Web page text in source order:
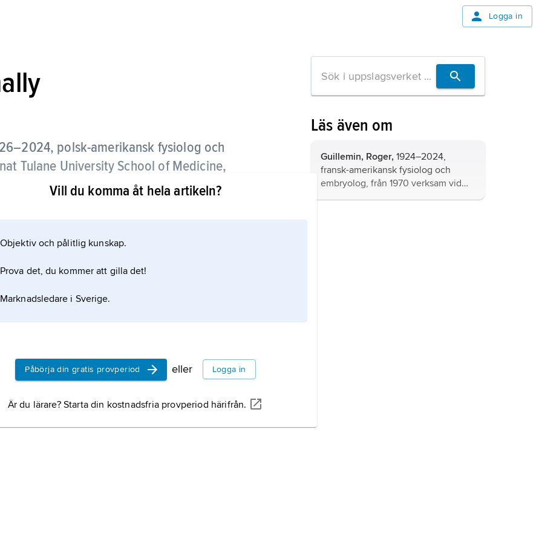
Logga in
polsk-amerikansk fysiolog och
Tulane University School of Medicine,
i Polen (nuvarande Vilnius i Litauen). 1957
University i Montreal, Kanada.
Vill du komma åt hela artikeln?
Objektiv och pålitlig kunskap.
Prova det, du kommer att gilla det!
Marknadsledare i Sverige.
Påbörja din gratis provperiod eller Logga in
Är du lärare? Starta din kostnadsfria provperiod härifrån.
Läs även om
Guillemin, Roger, 1924–2024,
fransk-amerikansk fysiolog och
embryolog, från 1970 verksam vid
det av honom grundade